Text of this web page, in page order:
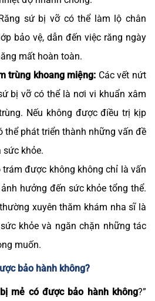
sứ bị vỡ có thể làm lộ chân
bảo vệ, dẫn đến việc răng ngày
mất hoàn toàn.
trùng khoang miệng: Các vết nứt
bị vỡ có thể là nơi vi khuẩn xâm
Nếu không được điều trị kịp
thể phát triển thành những vấn đề
sức khỏe.
trám được không không chỉ là vấn
hưởng đến sức khỏe tổng thể.
xuyên thăm khám nha sĩ là
khỏe và ngăn chặn những tác
muốn.
bảo hành không?
mẻ có được bảo hành không?”